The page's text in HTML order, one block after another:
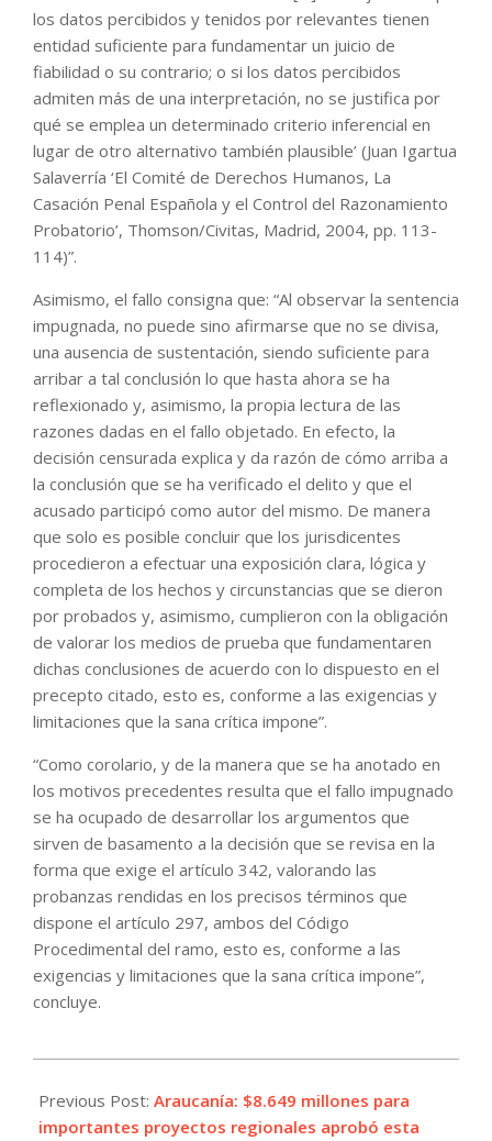
los datos percibidos y tenidos por relevantes tienen
entidad suficiente para fundamentar un juicio de
fiabilidad o su contrario; o si los datos percibidos
admiten más de una interpretación, no se justifica por
qué se emplea un determinado criterio inferencial en
lugar de otro alternativo también plausible’ (Juan Igartua
Salaverría ‘El Comité de Derechos Humanos, La
Casación Penal Española y el Control del Razonamiento
Probatorio’, Thomson/Civitas, Madrid, 2004, pp. 113-
114)”.
Asimismo, el fallo consigna que: “Al observar la sentencia
impugnada, no puede sino afirmarse que no se divisa,
una ausencia de sustentación, siendo suficiente para
arribar a tal conclusión lo que hasta ahora se ha
reflexionado y, asimismo, la propia lectura de las
razones dadas en el fallo objetado. En efecto, la
decisión censurada explica y da razón de cómo arriba a
la conclusión que se ha verificado el delito y que el
acusado participó como autor del mismo. De manera
que solo es posible concluir que los jurisdicentes
procedieron a efectuar una exposición clara, lógica y
completa de los hechos y circunstancias que se dieron
por probados y, asimismo, cumplieron con la obligación
de valorar los medios de prueba que fundamentaren
dichas conclusiones de acuerdo con lo dispuesto en el
precepto citado, esto es, conforme a las exigencias y
limitaciones que la sana crítica impone”.
“Como corolario, y de la manera que se ha anotado en
los motivos precedentes resulta que el fallo impugnado
se ha ocupado de desarrollar los argumentos que
sirven de basamento a la decisión que se revisa en la
forma que exige el artículo 342, valorando las
probanzas rendidas en los precisos términos que
dispone el artículo 297, ambos del Código
Procedimental del ramo, esto es, conforme a las
exigencias y limitaciones que la sana crítica impone”,
concluye.
11-
25
Previous Post: Araucanía: $8.649 millones para
importantes proyectos regionales aprobó esta